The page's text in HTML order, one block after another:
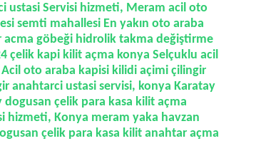
ustasi Servisi hizmeti, Meram acil oto
semti mahallesi En yakın oto araba
göbeği hidrolik takma değiştirme
çelik kapi kilit açma konya Selçuklu acil
oto araba kapisi kilidi açimi çilingir
anahtarci ustasi servisi, konya Karatay
çelik para kasa kilit açma
hizmeti, Konya meram yaka havzan
çelik para kasa kilit anahtar açma